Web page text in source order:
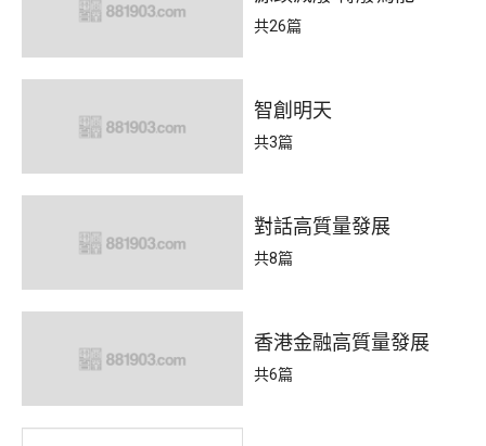
共26篇
智創明天
共3篇
對話高質量發展
共8篇
香港金融高質量發展
共6篇